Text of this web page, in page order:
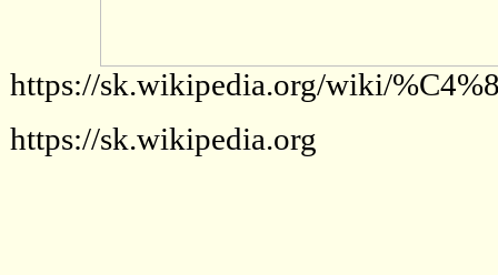
https://sk.wikipedia.org/wiki/
https://sk.wikipedia.org